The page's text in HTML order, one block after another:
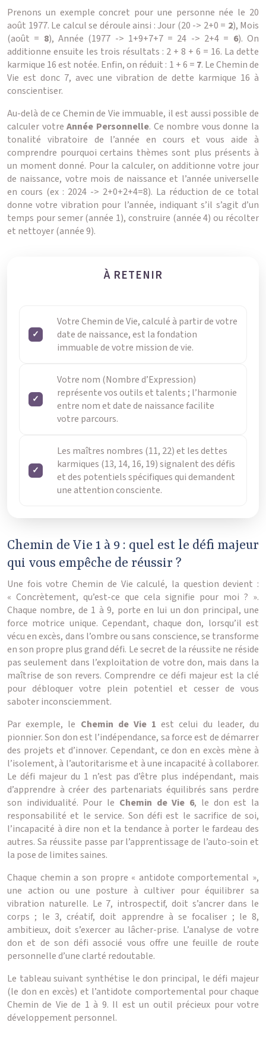
Prenons un exemple concret pour une personne née le 20
août 1977. Le calcul se déroule ainsi : Jour (20 -> 2+0 = 2), Mois
(août = 8), Année (1977 -> 1+9+7+7 = 24 -> 2+4 = 6). On
additionne ensuite les trois résultats : 2 + 8 + 6 = 16. La dette
karmique 16 est notée. Enfin, on réduit : 1 + 6 = 7. Le Chemin de
Vie est donc 7, avec une vibration de dette karmique 16 à
conscientiser.
Au-delà de ce Chemin de Vie immuable, il est aussi possible de
calculer votreAnnée Personnelle. Ce nombre vous donne la
tonalité vibratoire de l’année en cours et vous aide à
comprendre pourquoi certains thèmes sont plus présents à
un moment donné. Pour la calculer, on additionne votre jour
de naissance, votre mois de naissance et l’année universelle
en cours (ex : 2024 -> 2+0+2+4=8). La réduction de ce total
donne votre vibration pour l’année, indiquant s’il s’agit d’un
temps pour semer (année 1), construire (année 4) ou récolter
et nettoyer (année 9).
À RETENIR
Votre Chemin de Vie, calculé à partir de votre
date de naissance, est la fondation
immuable de votre mission de vie.
Votre nom (Nombre d’Expression)
représente vos outils et talents ; l’harmonie
entre nom et date de naissance facilite
votre parcours.
Les maîtres nombres (11, 22) et les dettes
karmiques (13, 14, 16, 19) signalent des défis
et des potentiels spécifiques qui demandent
une attention consciente.
Chemin de Vie 1 à 9 : quel est le défi majeur
qui vous empêche de réussir ?
Une fois votre Chemin de Vie calculé, la question devient :
« Concrètement, qu’est-ce que cela signifie pour moi ? ».
Chaque nombre, de 1 à 9, porte en lui un don principal, une
force motrice unique. Cependant, chaque don, lorsqu’il est
vécu en excès, dans l’ombre ou sans conscience, se transforme
en son propre plus grand défi. Le secret de la réussite ne réside
pas seulement dans l’exploitation de votre don, mais dans la
maîtrise de son revers. Comprendre ce défi majeur est la clé
pour débloquer votre plein potentiel et cesser de vous
saboter inconsciemment.
Par exemple, le Chemin de Vie 1 est celui du leader, du
pionnier. Son don est l’indépendance, sa force est de démarrer
des projets et d’innover. Cependant, ce don en excès mène à
l’isolement, à l’autoritarisme et à une incapacité à collaborer.
Le défi majeur du 1 n’est pas d’être plus indépendant, mais
d’apprendre à créer des partenariats équilibrés sans perdre
son individualité. Pour le Chemin de Vie 6, le don est la
responsabilité et le service. Son défi est le sacrifice de soi,
l’incapacité à dire non et la tendance à porter le fardeau des
autres. Sa réussite passe par l’apprentissage de l’auto-soin et
la pose de limites saines.
Chaque chemin a son propre « antidote comportemental »,
une action ou une posture à cultiver pour équilibrer sa
vibration naturelle. Le 7, introspectif, doit s’ancrer dans le
corps ; le 3, créatif, doit apprendre à se focaliser ; le 8,
ambitieux, doit s’exercer au lâcher-prise. L’analyse de votre
don et de son défi associé vous offre une feuille de route
personnelle d’une clarté redoutable.
Le tableau suivant synthétise le don principal, le défi majeur
(le don en excès) et l’antidote comportemental pour chaque
Chemin de Vie de 1 à 9. Il est un outil précieux pour votre
développement personnel.